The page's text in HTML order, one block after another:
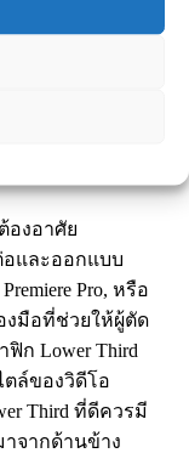
ผู้ชมจดจำ
องอาศัย
และออกแบบ
Pro, หรือ
งมือที่ช่วยให้ผู้ตัด
ก Lower Third
ตล์ของวิดีโอ
Third ที่ดีควรมี
จากด้านข้าง